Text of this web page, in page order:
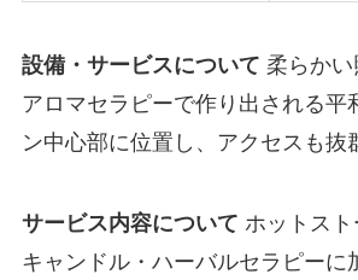
設備・サービスについて 柔らかい
アロマセラピーで作り出される平
ン中心部に位置し、アクセスも抜
サービス内容について ホットスト
キャンドル・ハーバルセラピーに